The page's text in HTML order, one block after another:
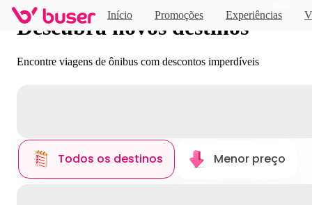
Início Promoções Experiências
Descubra novos destinos
Encontre viagens de ônibus com descontos imperdíveis
Todos os destinos Menor preço